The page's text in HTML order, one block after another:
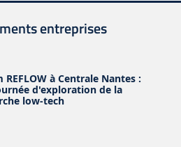
entreprises
REFLOW à Centrale Nantes :
d'exploration de la
low-tech